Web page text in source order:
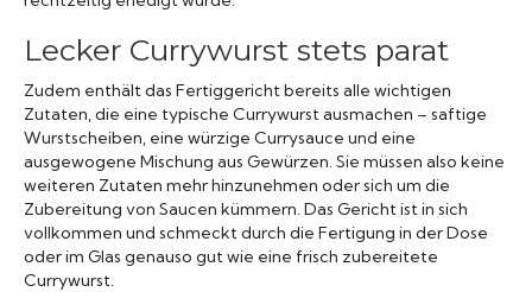
Lecker Currywurst stets parat
Zudem enthält das Fertiggericht bereits alle wichtigen
Zutaten, die eine typische Currywurst ausmachen – saftige
Wurstscheiben, eine würzige Currysauce und eine
ausgewogene Mischung aus Gewürzen. Sie müssen also keine
weiteren Zutaten mehr hinzunehmen oder sich um die
Zubereitung von Saucen kümmern. Das Gericht ist in sich
vollkommen und schmeckt durch die Fertigung in der Dose
oder im Glas genauso gut wie eine frisch zubereitete
Currywurst.